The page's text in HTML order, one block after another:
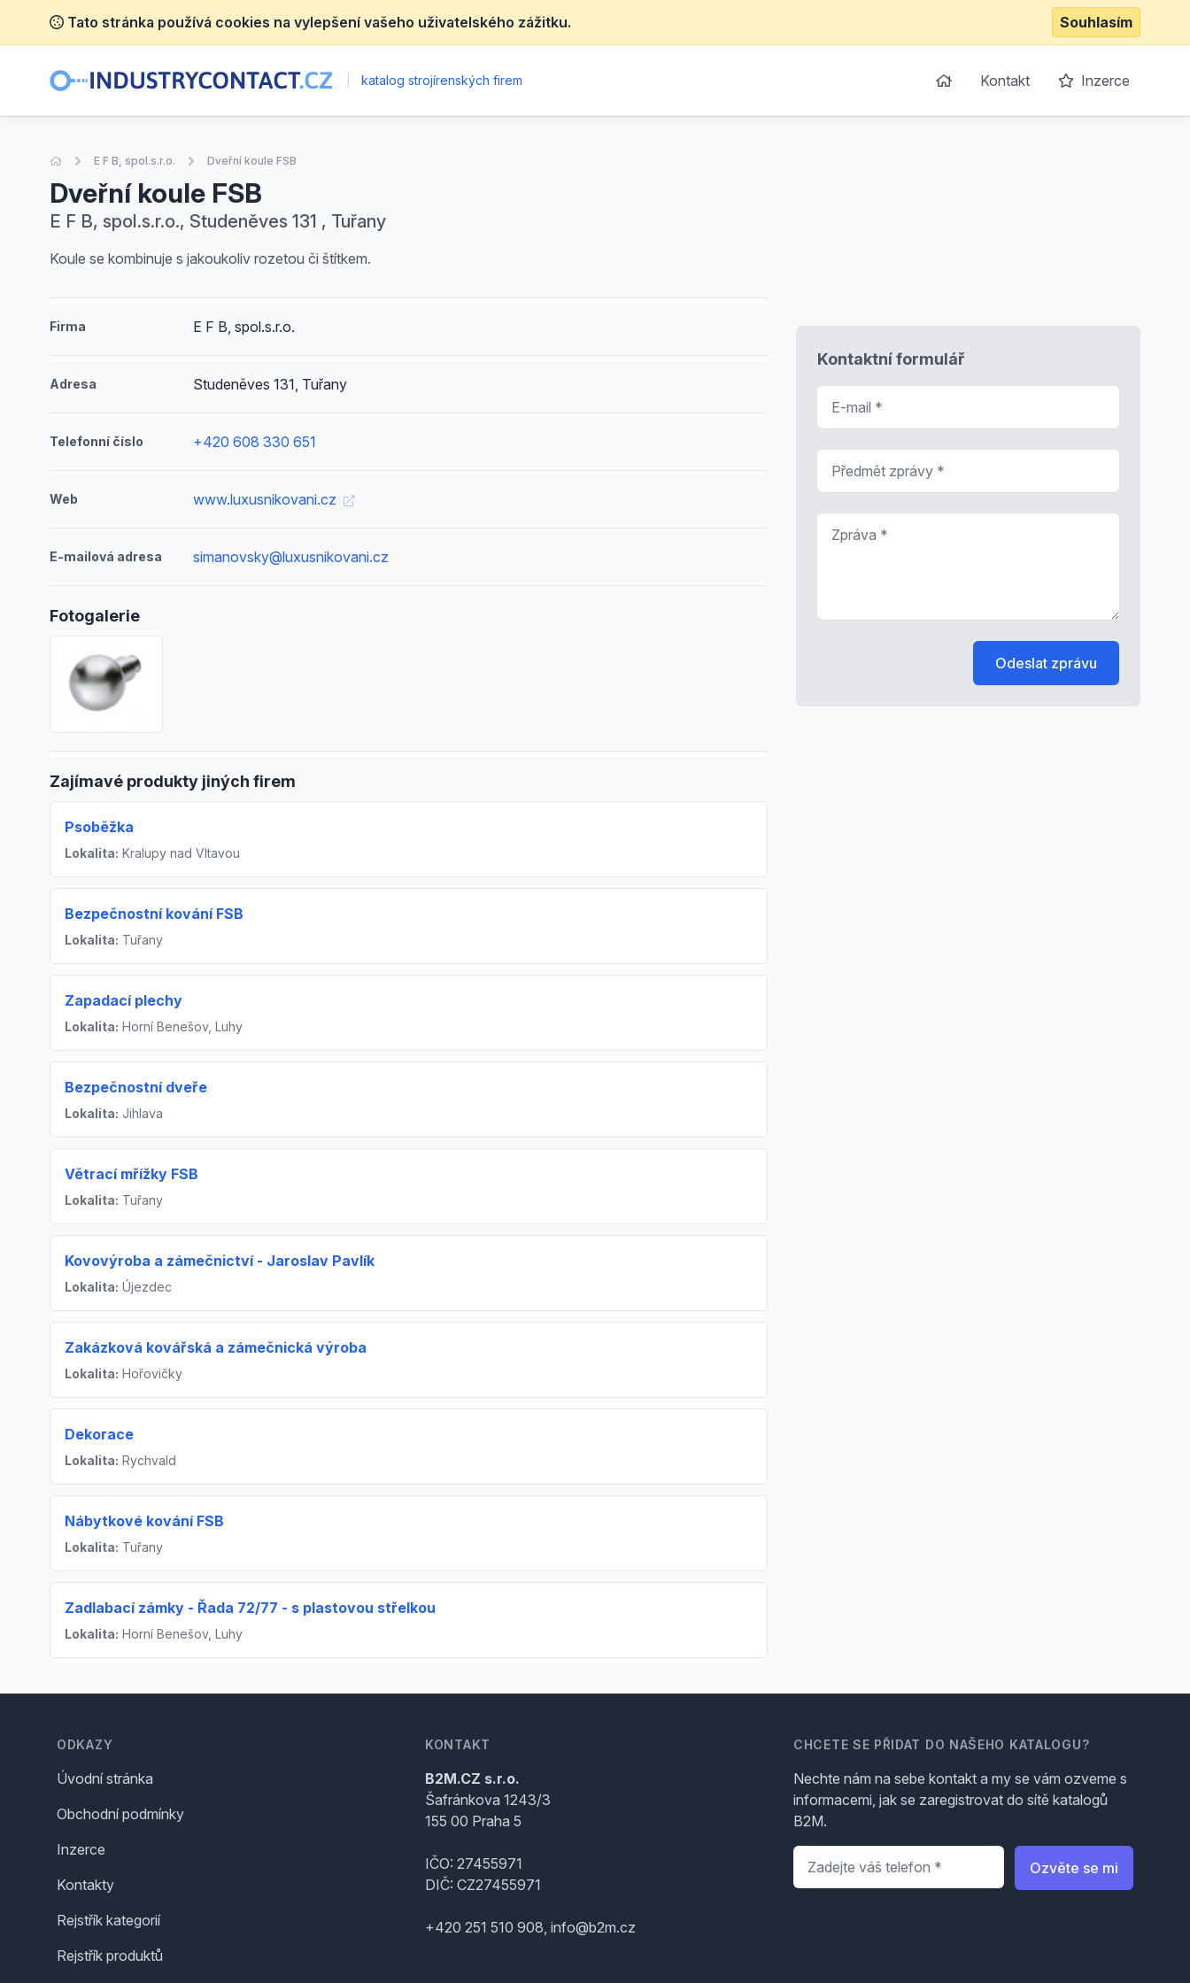
Tato stránka používá cookies na vylepšení vašeho uživatelského zážitku. Souhlasím
katalog strojírenských firem Kontakt Inzerce
Úvodní stránka
E F B, spol.s.r.o. Dveřní koule FSB
Dveřní koule FSB
E F B, spol.s.r.o., Studeněves 131 , Tuřany
Koule se kombinuje s jakoukoliv rozetou či štítkem.
Firma E F B, spol.s.r.o.
Adresa Studeněves 131, Tuřany
Telefonní číslo +420 608 330 651
Web www.luxusnikovani.cz
E-mailová adresa simanovsky@luxusnikovani.cz
Fotogalerie
Zajímavé produkty jiných firem
Psoběžka
Lokalita: Kralupy nad Vltavou
Bezpečnostní kování FSB
Lokalita: Tuřany
Zapadací plechy
Lokalita: Horní Benešov, Luhy
Bezpečnostní dveře
Lokalita: Jihlava
Větrací mřížky FSB
Lokalita: Tuřany
Kovovýroba a zámečnictví - Jaroslav Pavlík
Lokalita: Újezdec
Zakázková kovářská a zámečnická výroba
Lokalita: Hořovičky
Dekorace
Lokalita: Rychvald
Nábytkové kování FSB
Lokalita: Tuřany
Zadlabací zámky - Řada 72/77 - s plastovou střelkou
Lokalita: Horní Benešov, Luhy
Kontaktní formulář
Odeslat zprávu
ODKAZY
Úvodní stránka
Obchodní podmínky
Inzerce
Kontakty
Rejstřík kategorií
Rejstřík produktů
KONTAKT
B2M.CZ s.r.o.
Šafránkova 1243/3
155 00 Praha 5
IČO: 27455971
DIČ: CZ27455971
+420 251 510 908, info@b2m.cz
CHCETE SE PŘIDAT DO NAŠEHO KATALOGU?
Nechte nám na sebe kontakt a my se vám ozveme s
informacemi, jak se zaregistrovat do sítě katalogů
B2M.
Telefon
Ozvěte se mi